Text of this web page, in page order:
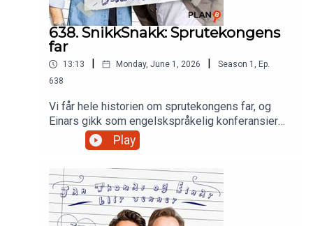
638. SnikkSnakk: Sprutekongens
far
13:13 Monday, June 1, 2026 Season 1 , Ep.
638
Vi får hele historien om sprutekongens far, og
Einars gikk som engelskspråkelig konferansier
hos en stor bedrift.Produsert av Martin Oftedal,
PLAN-B
Play